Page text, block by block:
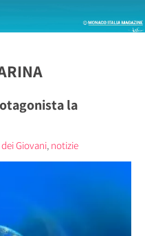
la
Giovani, notizie